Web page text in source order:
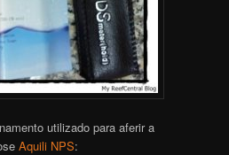
utilizado para aferir a
Aquili NPS: